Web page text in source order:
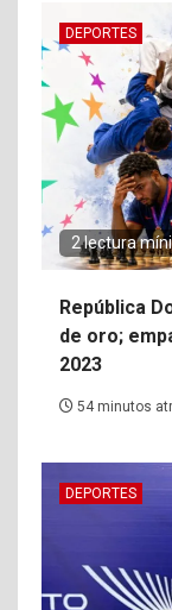
DEPORTES
2 lectura
República
de oro;
2023
54 minutos
DEPORTES